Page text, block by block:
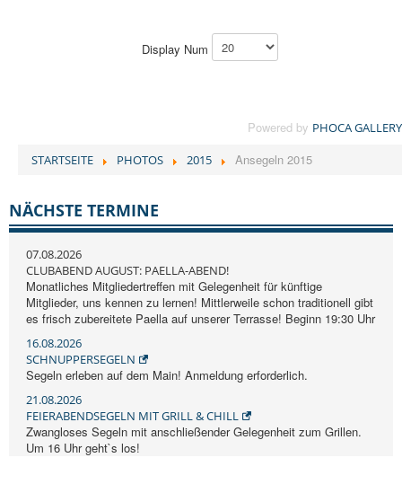
Display Num
Powered by PHOCA GALLERY
STARTSEITE
PHOTOS 2015 Ansegeln 2015
NÄCHSTE TERMINE
07.08.2026
CLUBABEND AUGUST: PAELLA-ABEND!
Monatliches Mitgliedertreffen mit Gelegenheit für künftige
Mitglieder, uns kennen zu lernen! Mittlerweile schon traditionell gibt
es frisch zubereitete Paella auf unserer Terrasse! Beginn 19:30 Uhr
16.08.2026
SCHNUPPERSEGELN
Segeln erleben auf dem Main! Anmeldung erforderlich.
21.08.2026
FEIERABENDSEGELN MIT GRILL & CHILL
Zwangloses Segeln mit anschließender Gelegenheit zum Grillen.
Um 16 Uhr geht`s los!